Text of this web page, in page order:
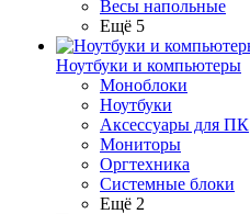
Весы напольные
Ещё 5
Ноутбуки и компьютеры
Моноблоки
Ноутбуки
Аксессуары для ПК
Мониторы
Оргтехника
Системные блоки
Ещё 2